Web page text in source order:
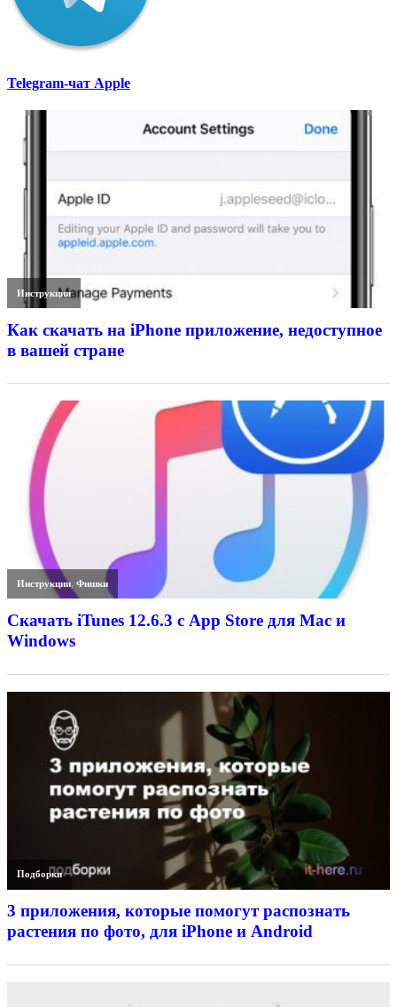
Telegram-чат Apple
Инструкции
Как скачать на iPhone приложение, недоступное
в вашей стране
Инструкции,Фишки
Скачать iTunes 12.6.3 с App Store для Mac и
Windows
Подборки
3 приложения, которые помогут распознать
растения по фото, для iPhone и Android